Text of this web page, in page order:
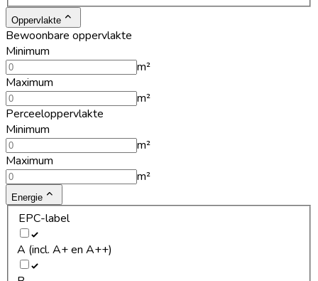
Oppervlakte
Bewoonbare oppervlakte
Minimum
m²
Maximum
m²
Perceeloppervlakte
Minimum
m²
Maximum
m²
Energie
EPC-label
A (incl. A+ en A++)